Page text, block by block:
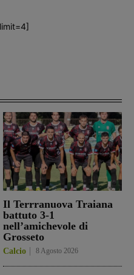
Il Terrranuova Traiana
battuto 3-1
nell’amichevole di
Grosseto
Calcio 8 Agosto 2026